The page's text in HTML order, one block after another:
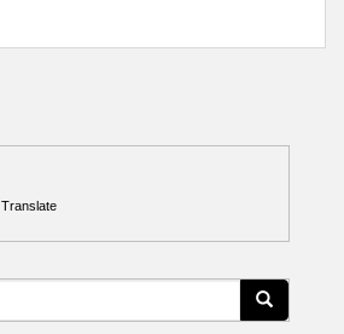
Translate